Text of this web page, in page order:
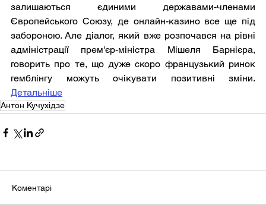
залишаються єдиними державами-членами
Європейського Союзу, де онлайн-казино все ще під
забороною. Але діалог, який вже розпочався на рівні
адміністрації прем'єр-міністра Мішеля Барнієра,
говорить про те, що дуже скоро французький ринок
Детальніше
Антон Кучухідзе
Коментарі